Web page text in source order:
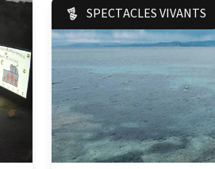
SPECTACLES VIVANTS